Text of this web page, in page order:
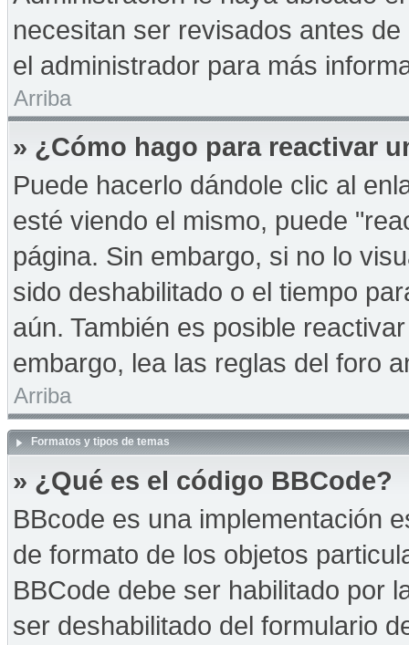
necesitan ser revisados antes
el administrador para más
Arriba
» ¿Cómo hago para reactivar
Puede hacerlo dándole clic al
esté viendo el mismo, puede
página. Sin embargo, si no lo
sido deshabilitado o el tiempo
aún. También es posible
embargo, lea las reglas del foro
Arriba
Formatos y tipos de temas
» ¿Qué es el código BBCode?
BBcode es una implementación
de formato de los objetos
BBCode debe ser habilitado por
ser deshabilitado del formulario